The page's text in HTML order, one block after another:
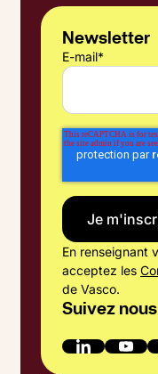
Newsletter
E-mail*
En renseignant
acceptez les
de Vasco.
Suivez nous